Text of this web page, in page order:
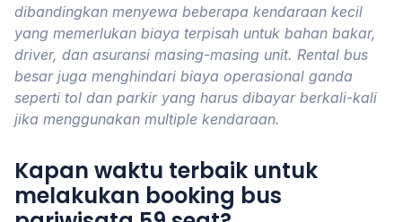
dibandingkan menyewa beberapa kendaraan kecil
yang memerlukan biaya terpisah untuk bahan bakar,
driver, dan asuransi masing-masing unit. Rental bus
besar juga menghindari biaya operasional ganda
seperti tol dan parkir yang harus dibayar berkali-kali
jika menggunakan multiple kendaraan.
Kapan waktu terbaik untuk
melakukan booking bus